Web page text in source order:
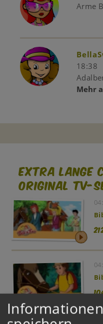
Arme
18:38
Mehr
Extra lange
original TV-